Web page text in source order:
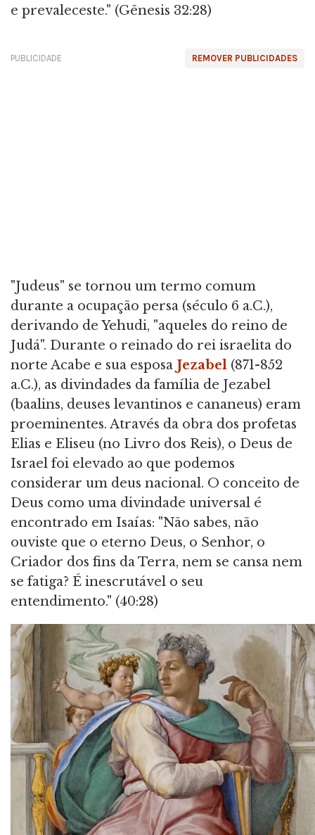
e prevaleceste." (Gênesis 32:28)
REMOVER PUBLICIDADES
PUBLICIDADE
"Judeus" se tornou um termo comum
durante a ocupação persa (século 6 a.C.),
derivando de Yehudi, "aqueles do reino de
Judá". Durante o reinado do rei israelita do
norte Acabe e sua esposa Jezabel (871-852
a.C.), as divindades da família de Jezabel
(baalins, deuses levantinos e cananeus) eram
proeminentes. Através da obra dos profetas
Elias e Eliseu (no Livro dos Reis), o Deus de
Israel foi elevado ao que podemos
considerar um deus nacional. O conceito de
Deus como uma divindade universal é
encontrado em Isaías: "Não sabes, não
ouviste que o eterno Deus, o Senhor, o
Criador dos fins da Terra, nem se cansa nem
se fatiga? É inescrutável o seu
entendimento." (40:28)